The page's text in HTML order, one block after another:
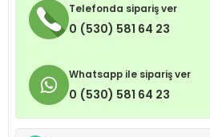
Telefonda sipariş ver
0 (530) 581 64 23
Whatsapp ile sipariş ver
0 (530) 581 64 23